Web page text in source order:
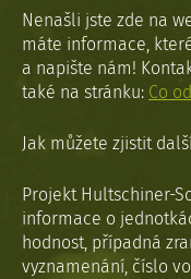
Nenašli jste zde na
máte informace,
a napište nám!
také na stránku: Co
Jak můžete zjistit
Projekt Hultschiner-
informace o
hodnost, případná
vyznamenání, číslo